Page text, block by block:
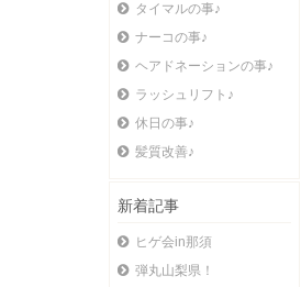
タイマルの事♪
ナーコの事♪
ヘアドネーションの事♪
ラッシュリフト♪
休日の事♪
髪質改善♪
新着記事
ヒゲ会in那須
弾丸山梨県！